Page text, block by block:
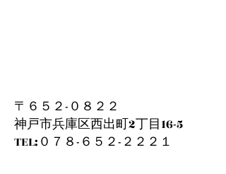
〒６５２-０８２２
神戸市兵庫区西出町2丁目16-5
​TEL:０７８-６５２-２２２１